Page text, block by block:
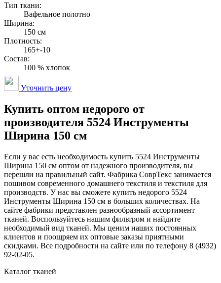
Тип ткани:
Вафельное полотно
Ширина:
150 см
Плотность:
165+-10
Состав:
100 % хлопок
Уточнить цену
Купить оптом недорого от
производителя 5524 Инструменты
Ширина 150 см
Если у вас есть необходимость купить 5524 Инструменты
Ширина 150 см оптом от надежного производителя, вы
перешли на правильный сайт. Фабрика СоврТекс занимается
пошивом современного домашнего текстиля и текстиля для
производств. У нас вы сможете купить недорого 5524
Инструменты Ширина 150 см в больших количествах. На
сайте фабрики представлен разнообразный ассортимент
тканей. Воспользуйтесь нашим фильтром и найдите
необходимый вид тканей. Мы ценим наших постоянных
клиентов и поощряем их оптовые заказы приятными
скидками. Все подробности на сайте или по телефону 8 (4932)
92-02-05.
Каталог тканей